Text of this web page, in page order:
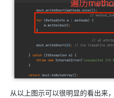
从以上图示可以很明显的看出来